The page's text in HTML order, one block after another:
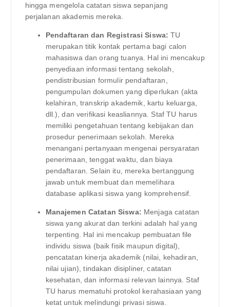
hingga mengelola catatan siswa sepanjang
perjalanan akademis mereka.
Pendaftaran dan Registrasi Siswa: TU
merupakan titik kontak pertama bagi calon
mahasiswa dan orang tuanya. Hal ini mencakup
penyediaan informasi tentang sekolah,
pendistribusian formulir pendaftaran,
pengumpulan dokumen yang diperlukan (akta
kelahiran, transkrip akademik, kartu keluarga,
dll.), dan verifikasi keasliannya. Staf TU harus
memiliki pengetahuan tentang kebijakan dan
prosedur penerimaan sekolah. Mereka
menangani pertanyaan mengenai persyaratan
penerimaan, tenggat waktu, dan biaya
pendaftaran. Selain itu, mereka bertanggung
jawab untuk membuat dan memelihara
database aplikasi siswa yang komprehensif.
Manajemen Catatan Siswa: Menjaga catatan
siswa yang akurat dan terkini adalah hal yang
terpenting. Hal ini mencakup pembuatan file
individu siswa (baik fisik maupun digital),
pencatatan kinerja akademik (nilai, kehadiran,
nilai ujian), tindakan disipliner, catatan
kesehatan, dan informasi relevan lainnya. Staf
TU harus mematuhi protokol kerahasiaan yang
ketat untuk melindungi privasi siswa.